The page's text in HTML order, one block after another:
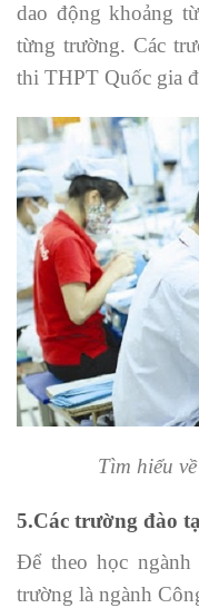
dao động khoảng
từng trường. Các
thi THPT Quốc gia
Tìm hiểu
5.Các trường đào
Để theo học
trường là ngành